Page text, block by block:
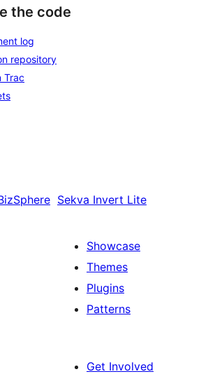
the code
log
repository
Trac
Sekva Invert Lite
Showcase
Themes
Plugins
Patterns
Get Involved